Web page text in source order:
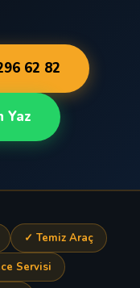
62 82
Yaz
✓ Temiz Araç
Servisi